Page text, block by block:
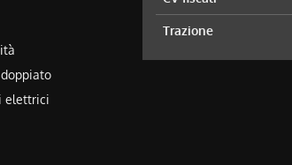
elettrici
Trazione